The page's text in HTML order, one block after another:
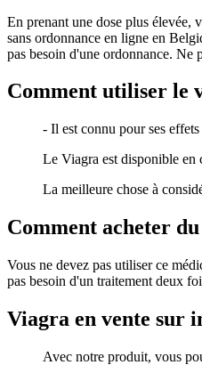
En prenant une dose plus élevée,
sans ordonnance en ligne en
pas besoin d'une ordonnance. Ne
Comment utiliser le
- Il est connu pour ses
Le Viagra est disponible en
La meilleure chose à
Comment acheter
Vous ne devez pas utiliser ce
pas besoin d'un traitement deux
Viagra en vente sur
Avec notre produit, vous